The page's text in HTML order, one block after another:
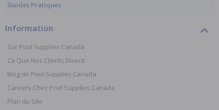
Guides Pratiques
Information
Sur Pool Supplies Canada
Ce Que Nos Clients Disent
Blog de Pool Supplies Canada
Careers Chez Pool Supplies Canada
Plan du Site